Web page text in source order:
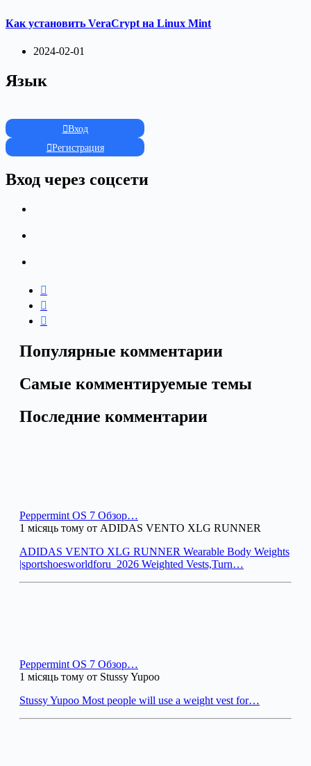
Как установить VeraCrypt на Linux Mint
2024-02-01
Язык
Вход
Регистрация
Вход через соцсети
Популярные комментарии
Самые комментируемые темы
Последние комментарии
Peppermint OS 7 Обзор…
1 місяць тому от ADIDAS VENTO XLG RUNNER
ADIDAS VENTO XLG RUNNER Wearable Body Weights
|sportshoesworldforu_2026 Weighted Vests,Turn…
Peppermint OS 7 Обзор…
1 місяць тому от Stussy Yupoo
Stussy Yupoo Most people will use a weight vest for…